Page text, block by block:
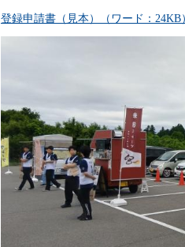
登録申請書（見本）（ワード：24KB